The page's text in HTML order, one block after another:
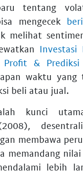
tentang
mengecek
melihat
Investasi
Profit & Prediksi
waktu
beli atau jual.
kunci
membawa
memandang
lebih